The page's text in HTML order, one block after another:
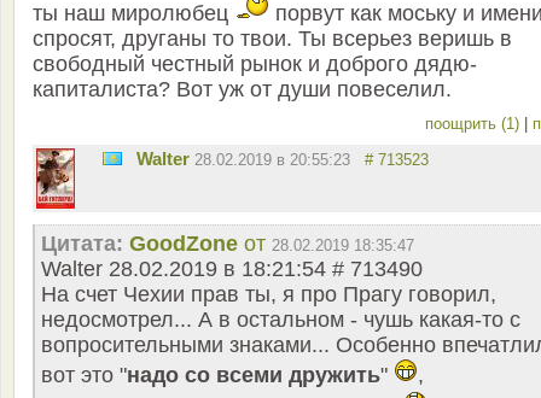
ты наш миролюбец
порвут как моську и
спросят, друганы то твои. Ты всерьез веришь в
свободный честный рынок и доброго дядю-
капиталиста? Вот уж от души повеселил.
поощрить (1)
Walter 28.02.2019 в 20:55:23 # 713523
Цитата: GoodZone от 28.02.2019 18:35:47
Walter 28.02.2019 в 18:21:54 # 713490
На счет Чехии прав ты, я про Прагу говорил,
недосмотрел... А в остальном - чушь какая-то с
вопросительными знаками... Особенно
вот это "надо со всеми дружить" ,